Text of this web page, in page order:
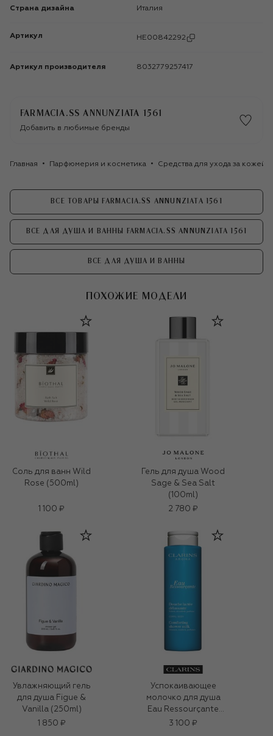
Страна дизайна Италия
Артикул HE00842292
Артикул производителя 8032779257417
FARMACIA.SS ANNUNZIATA 1561
Добавить в любимые бренды
Главная Парфюмерия и косметика Средства для ухода за кожей
ВСЕ ТОВАРЫ FARMACIA.SS ANNUNZIATA 1561
ВСЕ ДЛЯ ДУША И ВАННЫ FARMACIA.SS ANNUNZIATA 1561
ВСЕ ДЛЯ ДУША И ВАННЫ
ПОХОЖИЕ МОДЕЛИ
Соль для ванн Wild
Rose (500ml)
1 100 ₽
Гель для душа Wood
Sage & Sea Salt
(100ml)
2 780 ₽
Увлажняющий гель
для душа Figue &
Vanilla (250ml)
1 850 ₽
Успокаивающее
молочко для душа
Eau Ressourçante
(200ml)
3 100 ₽